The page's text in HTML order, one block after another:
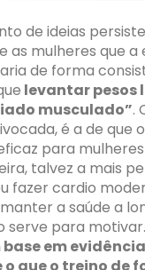
de ideias
as mulheres que a
de forma
levantar pesos
musculado”.
é a de que
para
talvez a mais
fazer cardio
a saúde a
serve para motivar.
em
que o treino de